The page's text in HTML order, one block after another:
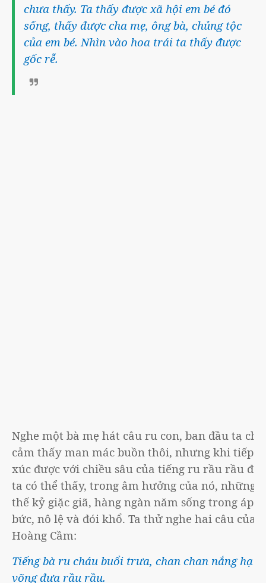
chưa thấy. Ta thấy được xã hội em bé đó
sống, thấy được cha mẹ, ông bà, chủng tộc
của em bé. Nhìn vào hoa trái ta thấy được
gốc rễ.
Nghe một bà mẹ hát câu ru con, ban đầu ta chỉ
cảm thấy man mác buồn thôi, nhưng khi tiếp
xúc được với chiều sâu của tiếng ru rầu rầu đó,
ta có thể thấy, trong âm hưởng của nó, những
thế kỷ giặc giã, hàng ngàn năm sống trong áp
bức, nô lệ và đói khổ. Ta thử nghe hai câu của
Hoàng Cầm:
Tiếng bà ru cháu buổi trưa, chan chan nắng hạ
võng đưa rầu rầu.